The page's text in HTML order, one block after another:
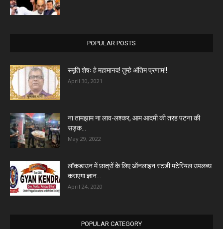
POPULAR POSTS
स्मृति शेषः हे महामानव! तुम्हे अंतिम प्रणाम!!
April 30, 2021
ना तामझाम ना लाव-लश्कर, आम आदमी की तरह पटना की
सड़क...
May 29, 2022
लॉकडाउन में छात्रों के लिए ऑनलाइन स्टडी मटेरियल उपलब्ध
कराएगा ज्ञान...
April 24, 2020
POPULAR CATEGORY